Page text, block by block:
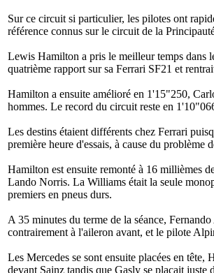
Sur ce circuit si particulier, les pilotes ont
référence connus sur le circuit de la
Lewis Hamilton a pris le meilleur temps dans
quatrième rapport sur sa Ferrari SF21 et
Hamilton a ensuite amélioré en 1'15"250,
hommes. Le record du circuit reste en
Les destins étaient différents chez Ferrari
première heure d'essais, à cause du problème
Hamilton est ensuite remonté à 16 millièmes
Lando Norris. La Williams était la seule
premiers en pneus durs.
A 35 minutes du terme de la séance,
contrairement à l'aileron avant, et le pilote
Les Mercedes se sont ensuite placées en
devant Sainz tandis que Gasly se plaçait